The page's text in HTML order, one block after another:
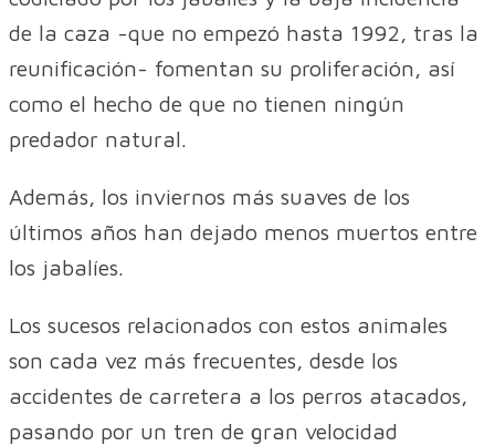
de la caza -que no empezó hasta 1992, tras la
reunificación- fomentan su proliferación, así
como el hecho de que no tienen ningún
predador natural.
Además, los inviernos más suaves de los
últimos años han dejado menos muertos entre
los jabalíes.
Los sucesos relacionados con estos animales
son cada vez más frecuentes, desde los
accidentes de carretera a los perros atacados,
pasando por un tren de gran velocidad